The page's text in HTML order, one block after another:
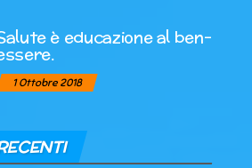
è educazione al ben-
1 Ottobre 2018